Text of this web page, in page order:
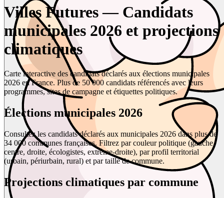
Villes Futures — Candidats
municipales 2026 et projections
climatiques
Carte interactive des candidats déclarés aux élections municipales
2026 en France. Plus de 50 000 candidats référencés avec leurs
programmes, sites de campagne et étiquettes politiques.
Élections municipales 2026
Consultez les candidats déclarés aux municipales 2026 dans plus de
34 000 communes françaises. Filtrez par couleur politique (gauche,
centre, droite, écologistes, extrême-droite), par profil territorial
(urbain, périurbain, rural) et par taille de commune.
Projections climatiques par commune